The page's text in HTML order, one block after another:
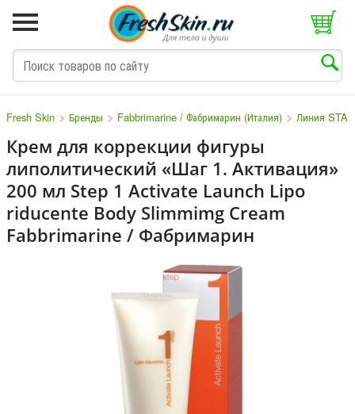
Fresh Skin > Бренды > Fabbrimarine / Фабримарин (Италия) > Линия
Крем для коррекции фигуры
липолитический «Шаг 1. Активация»
200 мл Step 1 Activate Launch Lipo
riducente Body Slimmimg Cream
Fabbrimarine / Фабримарин
M N O P Q S T V W